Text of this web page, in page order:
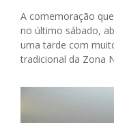
A comemoração
no último sábado,
uma tarde com
tradicional da Zona